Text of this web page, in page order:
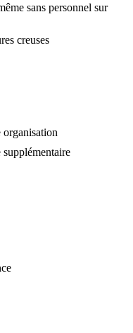
sans personnel sur
creuses